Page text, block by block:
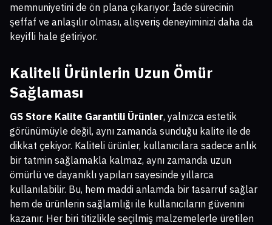
memnuniyetini de ön plana çıkarıyor. İade sürecinin
şeffaf ve anlaşılır olması, alışveriş deneyiminizi daha da
keyifli hale getiriyor.
Kaliteli Ürünlerin Uzun Ömür
Sağlaması
GS Store Kalite Garantili Ürünler, yalnızca estetik
görünümüyle değil, aynı zamanda sunduğu kalite ile de
dikkat çekiyor. Kaliteli ürünler, kullanıcılara sadece anlık
bir tatmin sağlamakla kalmaz, aynı zamanda uzun
ömürlü ve dayanıklı yapıları sayesinde yıllarca
kullanılabilir. Bu, hem maddi anlamda bir tasarruf sağlar
hem de ürünlerin sağlamlığı ile kullanıcıların güvenini
kazanır. Her biri titizlikle seçilmiş malzemelerle üretilen